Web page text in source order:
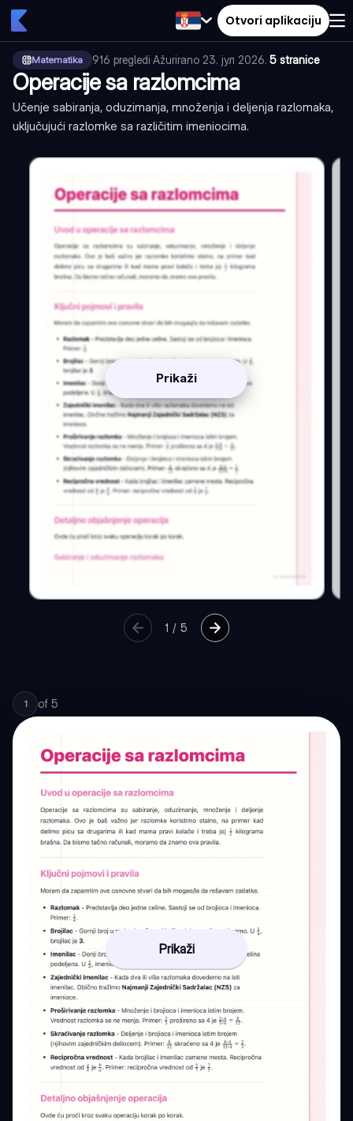
Otvori aplikaciju
Matematika 916 pregledi·Ažurirano 23. јул 2026.·5 stranice
Operacije sa razlomcima
Učenje sabiranja, oduzimanja, množenja i deljenja razlomaka,
uključujući razlomke sa različitim imeniocima.
Prikaži
1 /5
1 of 5
Prikaži